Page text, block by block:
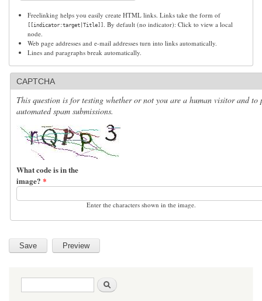
Freelinking helps you easily create HTML links. Links take the form of
[[indicator:target|Title]] . By default (no indicator): Click to view a local
node.
Web page addresses and e-mail addresses turn into links automatically.
Lines and paragraphs break automatically.
CAPTCHA
This question is for testing whether or not you are a human visitor and to
automated spam submissions.
What code is in the
image? *
Enter the characters shown in the image.
Search form